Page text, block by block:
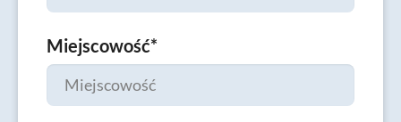
Miejscowość*